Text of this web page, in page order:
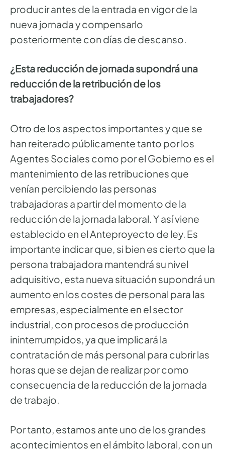
producir antes de la entrada en vigor de la
nueva jornada y compensarlo
posteriormente con días de descanso.
¿Esta reducción de jornada supondrá una
reducción de la retribución de los
trabajadores?
Otro de los aspectos importantes y que se
han reiterado públicamente tanto por los
Agentes Sociales como por el Gobierno es el
mantenimiento de las retribuciones que
venían percibiendo las personas
trabajadoras a partir del momento de la
reducción de la jornada laboral. Y así viene
establecido en el Anteproyecto de ley. Es
importante indicar que, si bien es cierto que la
persona trabajadora mantendrá su nivel
adquisitivo, esta nueva situación supondrá un
aumento en los costes de personal para las
empresas, especialmente en el sector
industrial, con procesos de producción
ininterrumpidos, ya que implicará la
contratación de más personal para cubrir las
horas que se dejan de realizar por como
consecuencia de la reducción de la jornada
de trabajo.
Por tanto, estamos ante uno de los grandes
acontecimientos en el ámbito laboral, con un